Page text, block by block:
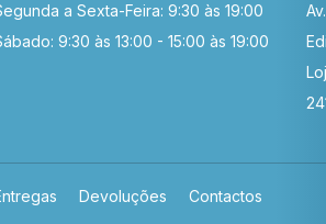
a Sexta-Feira: 9:30 às 19:00
9:30 às 13:00 - 15:00 às 19:00
Devoluções Contactos